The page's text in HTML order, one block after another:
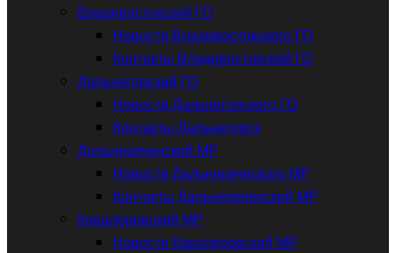
Владивостокский ГО
Новости Владивостокского ГО
Контакты Владивостокский ГО
Дальнегорский ГО
Новости Дальнегорского ГО
Контакты Дальнегорск
Дальнереченский МР
Новости Дальнереческого МР
Контакты Дальнереченский МР
Кавалеровский МР
Новости Кавалеровский МР